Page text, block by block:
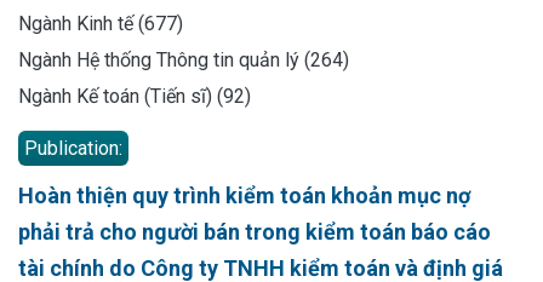
Ngành Kinh tế (677)
Ngành Hệ thống Thông tin quản lý (264)
Ngành Kế toán (Tiến sĩ) (92)
Publication:
Hoàn thiện quy trình kiểm toán khoản mục nợ
phải trả cho người bán trong kiểm toán báo cáo
tài chính do Công ty TNHH kiểm toán và định giá